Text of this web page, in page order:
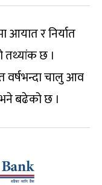
आयात र निर्यात
छ ।
वर्षभन्दा चालु आव
बढेको छ ।